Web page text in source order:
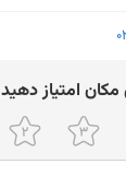
ﻣﮑﺎن اﻣﺘﯿﺎز دﻫﯿﺪ